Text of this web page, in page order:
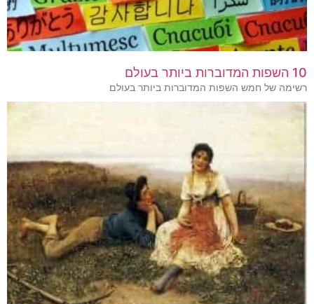
10 השפות המדוברות ביותר בעולם
רשימה של חמש השפות המדוברות ביותר בעולם